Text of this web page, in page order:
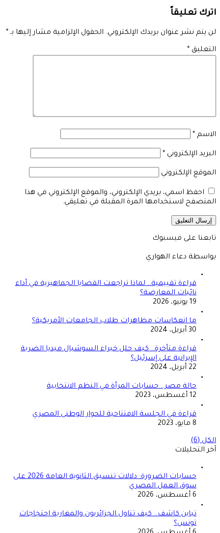
اترك تعليقاً
لن يتم نشر عنوان بريدك الإلكتروني. الحقول الإلزامية مشار إليها بـ *
التعليق *
الاسم *
البريد الإلكتروني *
الموقع الإلكتروني
احفظ اسمي، بريدي الإلكتروني، والموقع الإلكتروني في هذا
المتصفح لاستخدامها المرة المقبلة في تعليقي.
تابعنا على فيسبوك
بواسطة دعاء الهواري
قراءة تقييمية.. لماذا تراجعت القضايا الجماهيرية في أداء
نائبات المعارضة؟
19 يونيو، 2026
ما انعكاسات مظاهرات طلاب الجامعات الأمريكية؟
30 أبريل، 2024
قراءة متأخرة.. كيف حلل خبراء السوشيال ميديا الضربة
الإيرانية على إسرئيل؟
22 أبريل، 2024
حالة مصر.. حسابات المرأة في النظم الانتخابية
12 أغسطس، 2023
قراءة في الجلسة الافتتاحية للحوار الوطنى المصري
8 مايو، 2023
الكل (6)
آخر التحليلات
حسابات الضرورة: دلالات تنسيق الثانوية العامة 2026 على
سوق العمل المصري
6 أغسطس، 2026
تباين كاشف.. كيف تناول الجزائريون والمغاربة احتجاجات
تونس؟